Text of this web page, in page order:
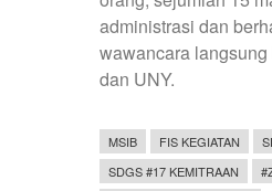
administrasi dan
wawancara
dan UNY.
MSIB FIS KEGIATAN
SDGS #17 KEMITRAAN